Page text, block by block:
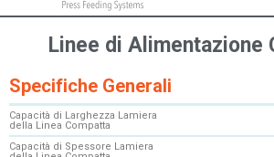
Linee di Alimentazione
Specifiche Generali
Capacità di Larghezza Lamiera
della Linea Compatta
Capacità di Spessore Lamiera